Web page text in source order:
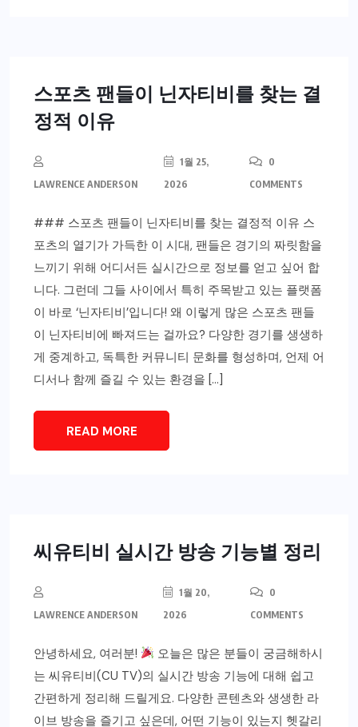
스포츠 팬들이 닌자티비를 찾는 결
정적 이유
LAWRENCE ANDERSON
1월 25,
2026
0
COMMENTS
### 스포츠 팬들이 닌자티비를 찾는 결정적 이유 스
포츠의 열기가 가득한 이 시대, 팬들은 경기의 짜릿함을
느끼기 위해 어디서든 실시간으로 정보를 얻고 싶어 합
니다. 그런데 그들 사이에서 특히 주목받고 있는 플랫폼
이 바로 ‘닌자티비’입니다! 왜 이렇게 많은 스포츠 팬들
이 닌자티비에 빠져드는 걸까요? 다양한 경기를 생생하
게 중계하고, 독특한 커뮤니티 문화를 형성하며, 언제 어
디서나 함께 즐길 수 있는 환경을 […]
READ MORE
씨유티비 실시간 방송 기능별 정리
LAWRENCE ANDERSON
1월 20,
2026
0
COMMENTS
안녕하세요, 여러분!
오늘은 많은 분들이 궁금해하시
는 씨유티비(CU TV)의 실시간 방송 기능에 대해 쉽고
간편하게 정리해 드릴게요. 다양한 콘텐츠와 생생한 라
이브 방송을 즐기고 싶은데, 어떤 기능이 있는지 헷갈리